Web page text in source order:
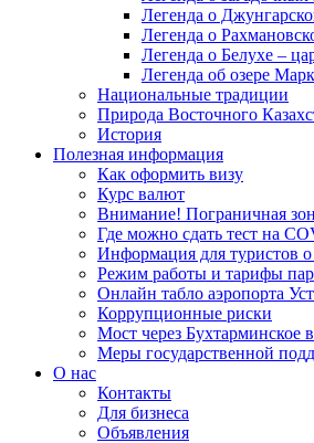
Легенда о
Легенда о
Легенда о Белухе –
Легенда об озере
Национальные традиции
Природа Восточного
История
Полезная информация
Как оформить визу
Курс валют
Внимание! Пограничная
Где можно сдать тест на
Информация для туристов
Режим работы и тарифы
Онлайн табло аэропорта
Коррупционные риски
Мост через Бухтарминское
Меры государственной
О нас
Контакты
Для бизнеса
Объявления